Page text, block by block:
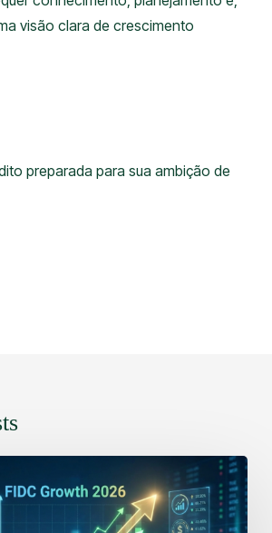
visão clara de crescimento
preparada para sua ambição de